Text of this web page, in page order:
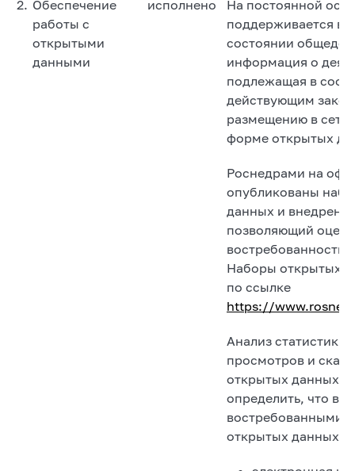
2. Обеспечение
работы с
открытыми
данными
исполнено
На постоянной
поддерживается в
состоянии
информация о
подлежащая в
действующим
размещению в сети
форме открытых
Роснедрами на
опубликованы
данных и внедрен
позволяющий
востребованность
Наборы открытых
по ссылке
https://
Анализ статистики
просмотров и
открытых данных
определить, что в
востребованными
открытых данных